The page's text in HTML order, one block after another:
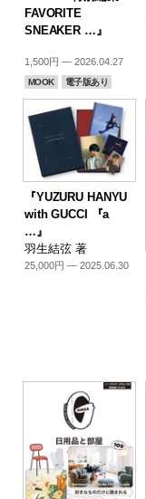
FAVORITE
SNEAKER …』
1,500円 — 2026.04.27
MOOK 電子版あり
『YUZURU HANYU
with GUCCI 『a
…』
羽生結弦 著
25,000円 — 2025.06.30